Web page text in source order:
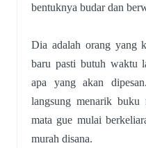
bentuknya budar dan
Dia adalah orang yang
baru pasti butuh waktu
apa yang akan
langsung menarik
mata gue mulai
murah disana.